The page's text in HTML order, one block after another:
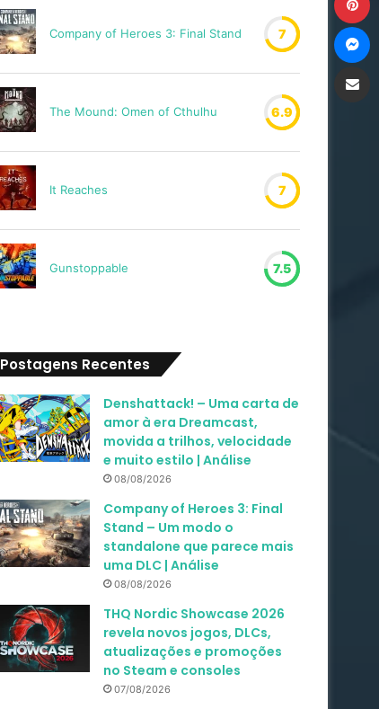
Company of Heroes 3: Final Stand 7
The Mound: Omen of Cthulhu 6.9
It Reaches 7
Gunstoppable 7.5
Postagens Recentes
Denshattack! – Uma carta de
amor à era Dreamcast,
movida a trilhos, velocidade
e muito estilo | Análise
08/08/2026
Company of Heroes 3: Final
Stand – Um modo o
standalone que parece mais
uma DLC | Análise
08/08/2026
THQ Nordic Showcase 2026
revela novos jogos, DLCs,
atualizações e promoções
no Steam e consoles
07/08/2026